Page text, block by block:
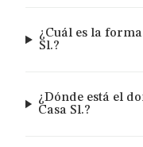
¿Cuál es la
Sl.?
¿Dónde está el
Casa Sl.?